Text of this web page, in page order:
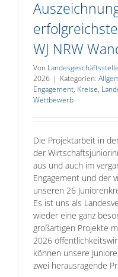
WJ NRW
Von Landesgeschäftsstelle
2026 | Kategorien:
Engagement, Kreise,
Wettbewerb
Die Projektarbeit in
der
aus und auch im
Engagement und der
unseren 26
Es ist uns als
wieder eine ganz
großartigen Projekte
2026
können unsere
zwei herausragende